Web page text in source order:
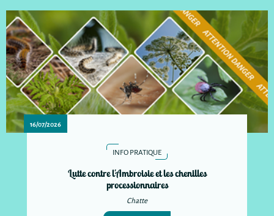
16/07/2026
INFO PRATIQUE
Lutte contre l'Ambroisie et les chenilles
processionnaires
Chatte